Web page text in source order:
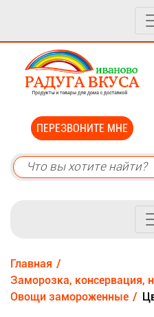
ПЕРЕЗВОНИТЕ МНЕ
Главная
Заморозка, консервация,
Овощи замороженные